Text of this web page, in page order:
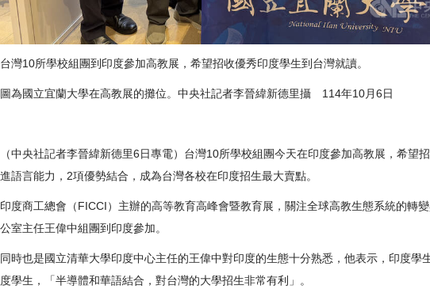
台灣10所學校組團到印度參加高教展，希望招收優秀印度學生到台灣就讀。
圖為國立宜蘭大學在高教展的攤位。中央社記者李晉緯新德里攝 114年10月6日
（中央社記者李晉緯新德里6日專電）台灣10所學校組團今天在印度參加高教展，希
進語言能力，2項優勢結合，成為台灣各校在印度招生最大賣點。
印度商工總會（FICCI）主辦的高等教育高峰會暨教育展，關注全球高教生態系統的
公室主任王偉中組團到印度參加。
同時也是國立清華大學印度中心主任的王偉中對印度的生態十分熟悉，他表示，印度
度學生，「半導體和華語結合，對台灣的大學招生非常有利」。